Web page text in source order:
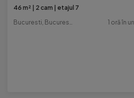
46 m² 2 cam
etajul 7
Bucuresti, Bucuresti-Ilfov
1 oră în